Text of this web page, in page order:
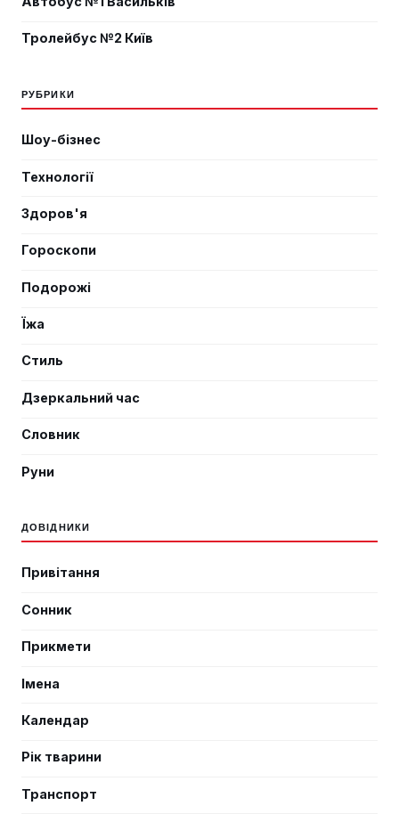
Тролейбус №2 Київ
РУБРИКИ
Шоу-бізнес
Технології
Здоров'я
Гороскопи
Подорожі
Їжа
Стиль
Дзеркальний час
Словник
Руни
ДОВІДНИКИ
Привітання
Сонник
Прикмети
Імена
Календар
Рік тварини
Транспорт